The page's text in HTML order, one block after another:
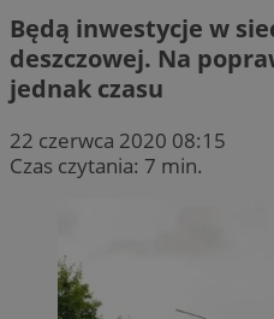
Będą inwestycje w
deszczowej. Na
jednak czasu
22 czerwca 2020 08:15
Czas czytania: 7 min.